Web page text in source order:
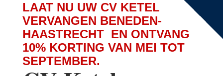
LAAT NU UW CV KETEL
VERVANGEN BENEDEN-
HAASTRECHT EN ONTVANG
10% KORTING VAN MEI TOT
SEPTEMBER.